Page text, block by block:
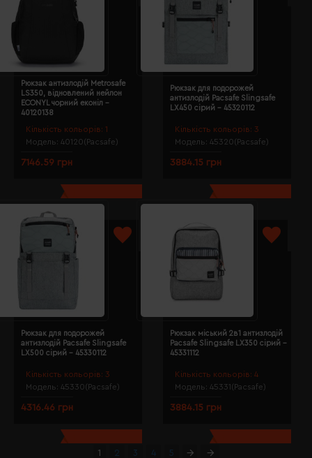
Кількість кольорів: 1
Модель: 40120(Pacsafe)
Рюкзак антизлодій Metrosafe
LS350, відновлений нейлон
ECONYL чорний еконіл -
40120138
7146.59 грн
Кількість кольорів: 3
Модель: 45320(Pacsafe)
Рюкзак для подорожей
антизлодій Pacsafe Slingsafe
LX450 сірий - 45320112
3884.15 грн
Кількість кольорів: 3
Модель: 45330(Pacsafe)
Рюкзак для подорожей
антизлодій Pacsafe Slingsafe
LX500 сірий - 45330112
4316.46 грн
Кількість кольорів: 4
Модель: 45331(Pacsafe)
Рюкзак міський 2в1 антизлодій
Pacsafe Slingsafe LX350 сірий -
45331112
3884.15 грн
1 2 3 4
5